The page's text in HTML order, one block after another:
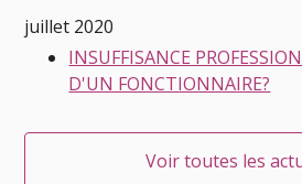
juillet 2020
INSUFFISANCE
D'UN FONCTIONNAIRE?
Voir toutes les